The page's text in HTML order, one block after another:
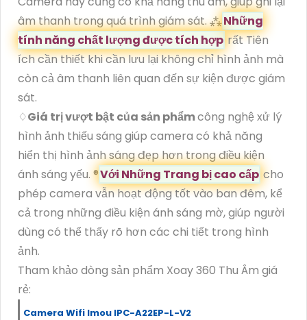
âm thanh trong quá trình giám sát. ⁂Những
tính năng chất lượng được tích hợp rất Tiên
ích cần thiết khi cần lưu lại không chỉ hình ảnh mà
còn cả âm thanh liên quan đến sự kiện được giám
sát.
♢Giá trị vượt bật của sản phẩmcông nghệ xử lý
hình ảnh thiếu sáng giúp camera có khả năng
hiển thị hình ảnh sáng đẹp hơn trong điều kiện
ánh sáng yếu. ®️Với Những Trang bị cao cấp cho
phép camera vẫn hoạt động tốt vào ban đêm, kể
cả trong những điều kiện ánh sáng mờ, giúp người
dùng có thể thấy rõ hơn các chi tiết trong hình
ảnh.
Tham khảo dòng sản phẩm Xoay 360 Thu Âm giá
rẻ:
Camera Wifi Imou IPC-A22EP-L-V2